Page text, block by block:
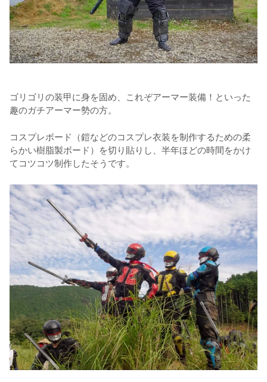
ゴリゴリの装甲に身を固め、これぞアーマー装備！といった
趣のガチアーマー勢の方。
コスプレボード（鎧などのコスプレ衣装を制作するための柔
らかい樹脂製ボード）を切り貼りし、半年ほどの時間をかけ
てコツコツ制作したそうです。